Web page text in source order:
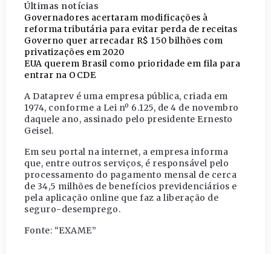
Últimas notícias
Governadores acertaram modificações à
reforma tributária para evitar perda de receitas
Governo quer arrecadar R$ 150 bilhões com
privatizações em 2020
EUA querem Brasil como prioridade em fila para
entrar na OCDE
A Dataprev é uma empresa pública, criada em
1974, conforme a Lei nº 6.125, de 4 de novembro
daquele ano, assinado pelo presidente Ernesto
Geisel.
Em seu portal na internet, a empresa informa
que, entre outros serviços, é responsável pelo
processamento do pagamento mensal de cerca
de 34,5 milhões de benefícios previdenciários e
pela aplicação online que faz a liberação de
seguro-desemprego.
Fonte: “EXAME”